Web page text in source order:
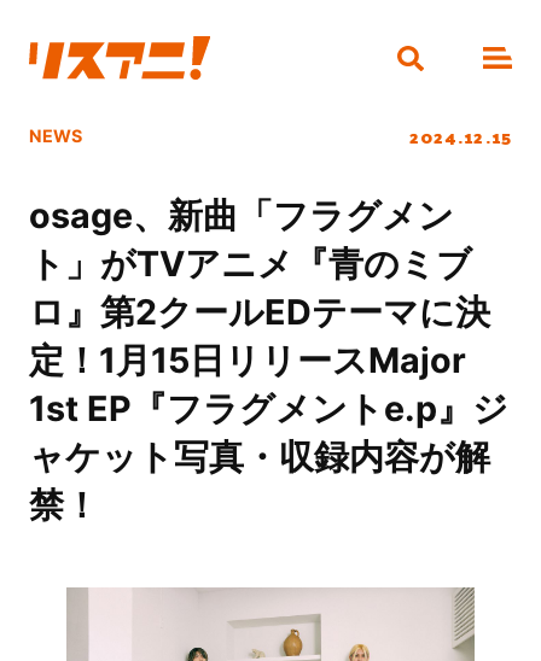
NEWS 2024.12.15
osage、新曲「フラグメン
ト」がTVアニメ『青のミブ
ロ』第2クールEDテーマに決
定！1月15日リリースMajor
1st EP『フラグメントe.p』ジ
ャケット写真・収録内容が解
禁！